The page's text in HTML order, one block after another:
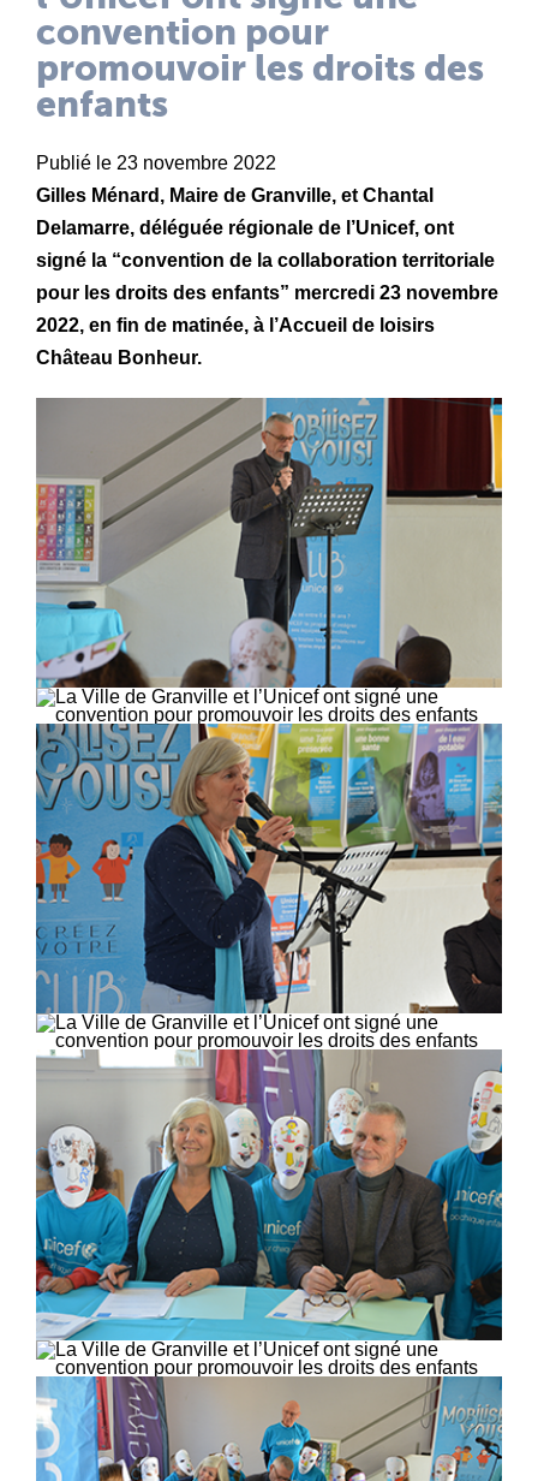
convention pour
promouvoir les droits des
enfants
Publié le 23 novembre 2022
Gilles Ménard, Maire de Granville, et Chantal
Delamarre, déléguée régionale de l’Unicef, ont
signé la “convention de la collaboration territoriale
pour les droits des enfants” mercredi 23 novembre
2022, en fin de matinée, à l’Accueil de loisirs
Château Bonheur.